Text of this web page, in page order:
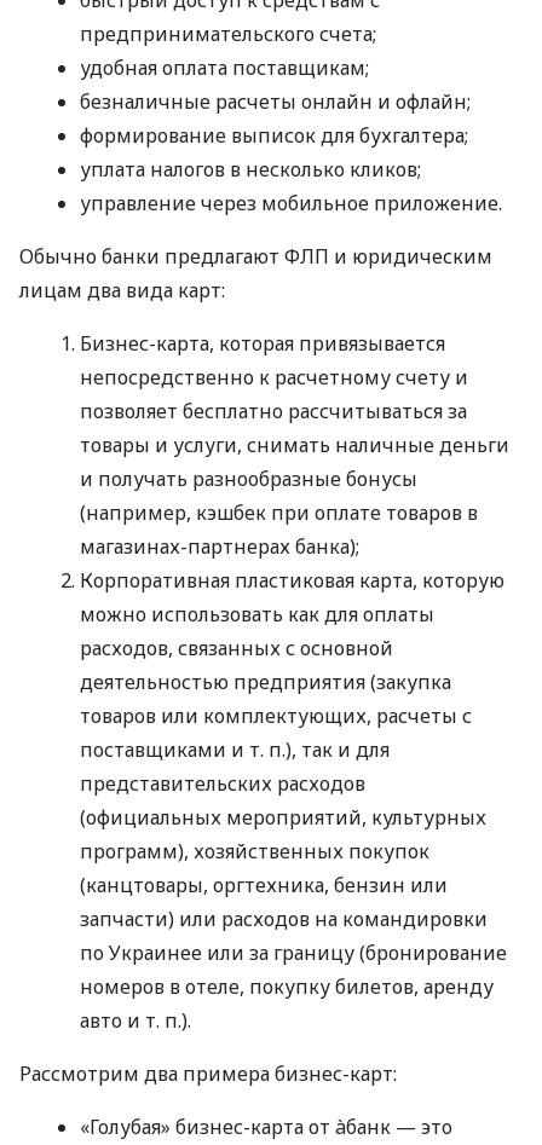
предпринимательского счета;
удобная оплата поставщикам;
безналичные расчеты онлайн и офлайн;
формирование выписок для бухгалтера;
уплата налогов в несколько кликов;
управление через мобильное приложение.
Обычно банки предлагают ФЛП и юридическим
лицам два вида карт:
Бизнес-карта, которая привязывается
непосредственно к расчетному счету и
позволяет бесплатно рассчитываться за
товары и услуги, снимать наличные деньги
и получать разнообразные бонусы
(например, кэшбек при оплате товаров в
магазинах-партнерах банка);
Корпоративная пластиковая карта, которую
можно использовать как для оплаты
расходов, связанных с основной
деятельностью предприятия (закупка
товаров или комплектующих, расчеты с
поставщиками и т. п.), так и для
представительских расходов
(официальных мероприятий, культурных
программ), хозяйственных покупок
(канцтовары, оргтехника, бензин или
запчасти) или расходов на командировки
по Украинее или за границу (бронирование
номеров в отеле, покупку билетов, аренду
авто и т. п.).
Рассмотрим два примера бизнес-карт:
«Голубая» бизнес-карта от àбанк — это